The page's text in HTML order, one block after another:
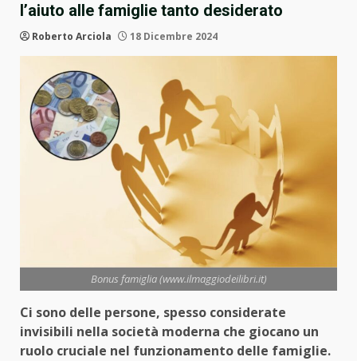
l’aiuto alle famiglie tanto desiderato
Roberto Arciola 18 Dicembre 2024
Bonus famiglia (www.ilmaggiodeilibri.it)
Ci sono delle persone, spesso considerate
invisibili nella società moderna che giocano un
ruolo cruciale nel funzionamento delle famiglie.